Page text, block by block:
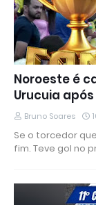
Noroeste é
Urucuia
Bruno Soares
Se o torcedor
fim. Teve gol no